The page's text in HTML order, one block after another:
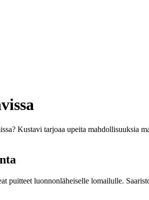
Kustavi tarjoaa upeita
puitteet luonnonläheiselle lomailulle.